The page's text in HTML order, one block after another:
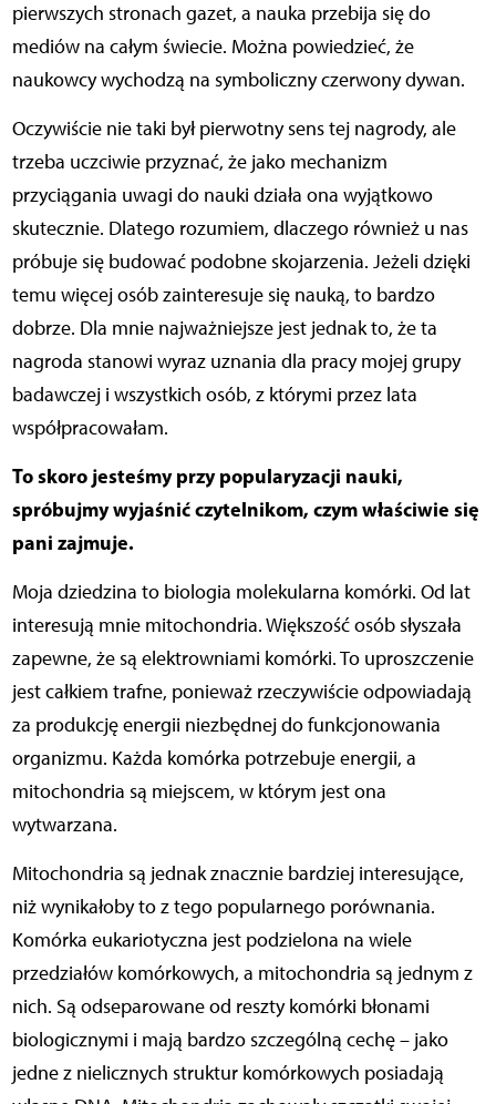
pierwszych stronach gazet, a nauka przebija się do
mediów na całym świecie. Można powiedzieć, że
naukowcy wychodzą na symboliczny czerwony dywan.
Oczywiście nie taki był pierwotny sens tej nagrody, ale
trzeba uczciwie przyznać, że jako mechanizm
przyciągania uwagi do nauki działa ona wyjątkowo
skutecznie. Dlatego rozumiem, dlaczego również u nas
próbuje się budować podobne skojarzenia. Jeżeli dzięki
temu więcej osób zainteresuje się nauką, to bardzo
dobrze. Dla mnie najważniejsze jest jednak to, że ta
nagroda stanowi wyraz uznania dla pracy mojej grupy
badawczej i wszystkich osób, z którymi przez lata
współpracowałam.
To skoro jesteśmy przy popularyzacji nauki,
spróbujmy wyjaśnić czytelnikom, czym właściwie się
pani zajmuje.
Moja dziedzina to biologia molekularna komórki. Od lat
interesują mnie mitochondria. Większość osób słyszała
zapewne, że są elektrowniami komórki. To uproszczenie
jest całkiem trafne, ponieważ rzeczywiście odpowiadają
za produkcję energii niezbędnej do funkcjonowania
organizmu. Każda komórka potrzebuje energii, a
mitochondria są miejscem, w którym jest ona
wytwarzana.
Mitochondria są jednak znacznie bardziej interesujące,
niż wynikałoby to z tego popularnego porównania.
Komórka eukariotyczna jest podzielona na wiele
przedziałów komórkowych, a mitochondria są jednym z
nich. Są odseparowane od reszty komórki błonami
biologicznymi i mają bardzo szczególną cechę – jako
jedne z nielicznych struktur komórkowych posiadają